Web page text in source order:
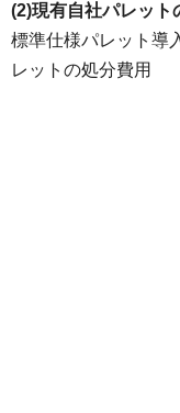
(2)現有自社パレット
標準仕様パレット導
レットの処分費用